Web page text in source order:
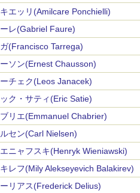
エッリ(Amilcare Ponchielli)
レ(Gabriel Faure)
(Francisco Tarrega)
ソン(Ernest Chausson)
チェク(Leos Janacek)
ク・サティ(Eric Satie)
リエ(Emmanuel Chabrier)
セン(Carl Nielsen)
ニャフスキ(Henryk Wieniawski)
レフ(Mily Alekseyevich Balakirev)
リアス(Frederick Delius)